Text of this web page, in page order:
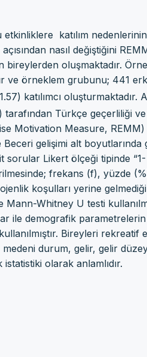
katılım
nasıl değiştiğini
bireylerden oluşmaktadır.
ve örneklem grubunu; 441
katılımcı oluşturmaktadır.
Türkçe geçerliliği
Motivation Measure, REMM)
gelişimi alt boyutlarında
sorular Likert ölçeği tipinde
frekans (f), yüzde
koşulları yerine
Whitney U testi
ile demografik
Bireyleri rekreatif
durum, gelir, gelir
olarak anlamlıdır.